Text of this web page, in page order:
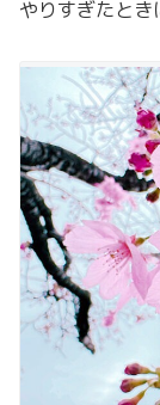
やりすぎたとき